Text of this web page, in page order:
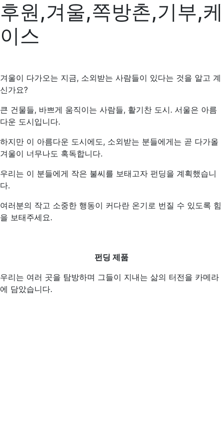
후원,겨울,쪽방촌,기부,케
이스
겨울이 다가오는 지금, 소외받는 사람들이 있다는 것을 알고 계
신가요?
큰 건물들, 바쁘게 움직이는 사람들, 활기찬 도시. 서울은 아름
다운 도시입니다.
하지만 이 아름다운 도시에도, 소외받는 분들에게는 곧 다가올
겨울이 너무나도 혹독합니다.
우리는 이 분들에게 작은 불씨를 보태고자 펀딩을 계획했습니
다.
여러분의 작고 소중한 행동이 커다란 온기로 번질 수 있도록 힘
을 보태주세요.
펀딩 제품
우리는 여러 곳을 탐방하며 그들이 지내는 삶의 터전을 카메라
에 담았습니다.